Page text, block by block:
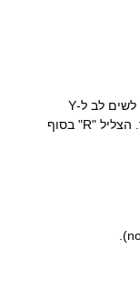
גם אם זה נראה פשוט, דוברי עברית צריכים לשים לב ל-Y
בתחילת המילה שנשמעת כמו "יִ" קצר וברור. הצליל "R" בסוף